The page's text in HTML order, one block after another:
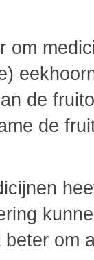
de
de
om